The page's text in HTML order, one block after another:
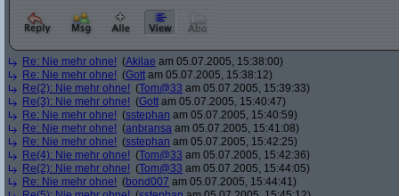
Re: Nie mehr ohne! (Akilae am 05.07.2005, 15:38:00)
Re: Nie mehr ohne! (Gott am 05.07.2005, 15:38:12)
Re(2): Nie mehr ohne! (Tom@33 am 05.07.2005, 15:39:33)
Re(3): Nie mehr ohne! (Gott am 05.07.2005, 15:40:47)
Re: Nie mehr ohne! (sstephan am 05.07.2005, 15:40:59)
Re: Nie mehr ohne! (anbransa am 05.07.2005, 15:41:08)
Re: Nie mehr ohne! (sstephan am 05.07.2005, 15:42:25)
Re(4): Nie mehr ohne! (Tom@33 am 05.07.2005, 15:42:36)
Re(2): Nie mehr ohne! (Tom@33 am 05.07.2005, 15:44:05)
Re: Nie mehr ohne! (bond007 am 05.07.2005, 15:44:41)